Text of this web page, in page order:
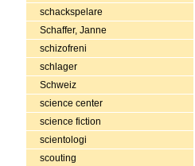
schackspelare
Schaffer, Janne
schizofreni
schlager
Schweiz
science center
science fiction
scientologi
scouting